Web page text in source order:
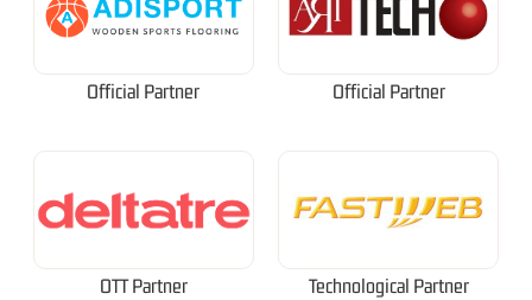
Official Partner Official Partner
OTT Partner Technological Partner